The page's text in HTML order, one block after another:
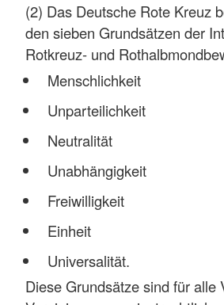
(2) Das Deutsche Rote Kreuz
den sieben Grundsätzen der
Rotkreuz- und
Menschlichkeit
Unparteilichkeit
Neutralität
Unabhängigkeit
Freiwilligkeit
Einheit
Universalität.
Diese Grundsätze sind für alle